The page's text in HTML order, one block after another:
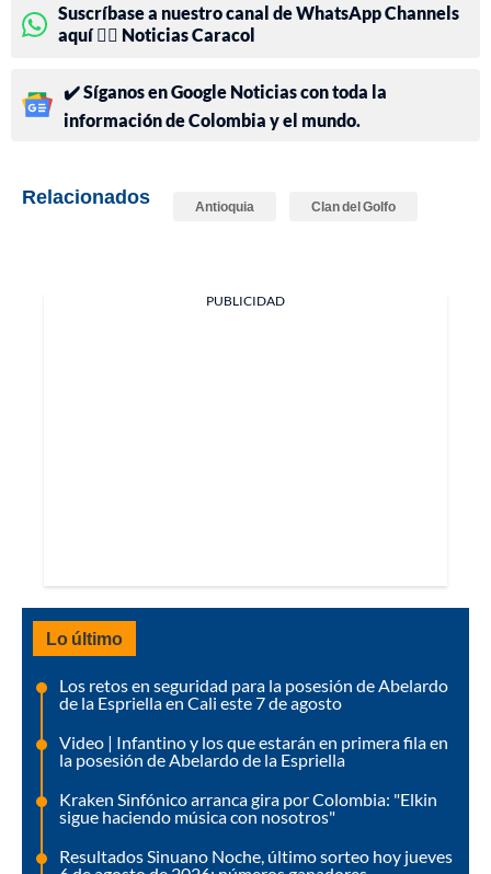
Suscríbase a nuestro canal de WhatsApp Channels
aquí 👉🏻 Noticias Caracol
✔️ Síganos en Google Noticias con toda la
información de Colombia y el mundo.
Relacionados Antioquia Clan del Golfo
PUBLICIDAD
Lo último
Los retos en seguridad para la posesión de Abelardo
de la Espriella en Cali este 7 de agosto
Video | Infantino y los que estarán en primera fila en
la posesión de Abelardo de la Espriella
Kraken Sinfónico arranca gira por Colombia: "Elkin
sigue haciendo música con nosotros"
Resultados Sinuano Noche, último sorteo hoy jueves